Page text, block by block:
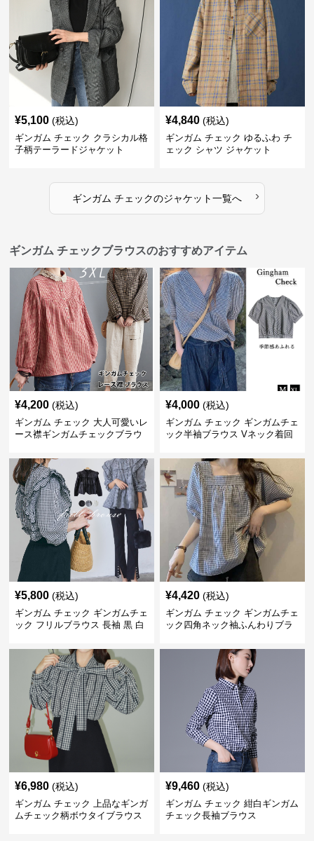
¥5,100 (税込)
ギンガム チェック クラシカル格
子柄テーラードジャケット
¥4,840 (税込)
ギンガム チェック ゆるふわ チ
ェック シャツ ジャケット
ギンガム チェックのジャケット一覧へ ›
ギンガム チェックブラウスのおすすめアイテム
¥4,200 (税込)
ギンガム チェック 大人可愛いレ
ース襟ギンガムチェックブラウ
¥4,000 (税込)
ギンガム チェック ギンガムチェ
ック半袖ブラウス Vネック着回
¥5,800 (税込)
ギンガム チェック ギンガムチェ
ック フリルブラウス 長袖 黒 白
¥4,420 (税込)
ギンガム チェック ギンガムチェ
ック四角ネック袖ふんわりブラ
¥6,980 (税込)
ギンガム チェック 上品なギンガ
ムチェック柄ボウタイブラウス
¥9,460 (税込)
ギンガム チェック 紺白ギンガム
チェック長袖ブラウス